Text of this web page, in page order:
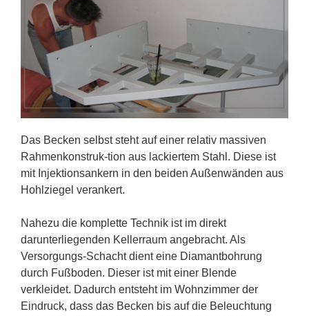
Das Becken selbst steht auf einer relativ massiven
Rahmenkonstruk-tion aus lackiertem Stahl. Diese ist
mit Injektionsankern in den beiden Außenwänden aus
Hohlziegel verankert.
Nahezu die komplette Technik ist im direkt
darunterliegenden Kellerraum angebracht. Als
Versorgungs-Schacht dient eine Diamantbohrung
durch Fußboden. Dieser ist mit einer Blende
verkleidet. Dadurch entsteht im Wohnzimmer der
Eindruck, dass das Becken bis auf die Beleuchtung